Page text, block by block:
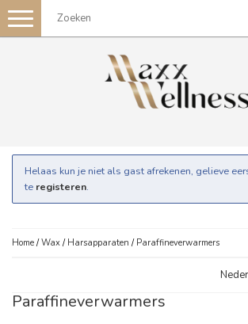
Toggle
navigation
Helaas kun je niet als gast afrekenen, gelieve
te registeren.
Home /Wax / Harsapparaten / Paraffineverwarmers
Paraffineverwarmers